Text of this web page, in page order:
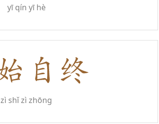
yī qín yī hè
zì shǐ zì zhōng